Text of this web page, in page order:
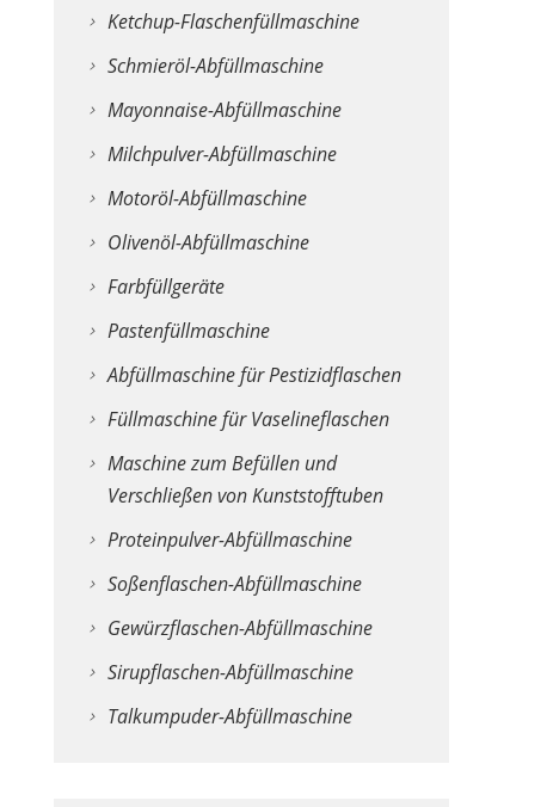
Ketchup-Flaschenfüllmaschine
Schmieröl-Abfüllmaschine
Mayonnaise-Abfüllmaschine
Milchpulver-Abfüllmaschine
Motoröl-Abfüllmaschine
Olivenöl-Abfüllmaschine
Farbfüllgeräte
Pastenfüllmaschine
Abfüllmaschine für Pestizidflaschen
Füllmaschine für Vaselineflaschen
Maschine zum Befüllen und
Verschließen von Kunststofftuben
Proteinpulver-Abfüllmaschine
Soßenflaschen-Abfüllmaschine
Gewürzflaschen-Abfüllmaschine
Sirupflaschen-Abfüllmaschine
Talkumpuder-Abfüllmaschine